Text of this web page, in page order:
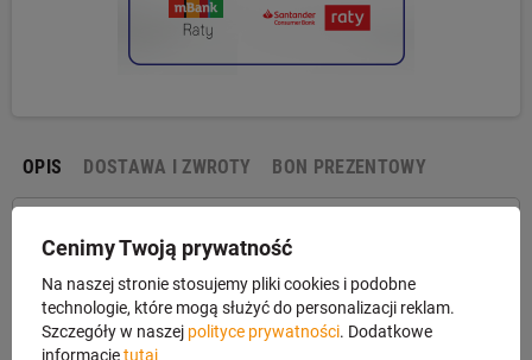
OPIS DOSTAWA I ZWROTY BON PREZENTOWY
Krawatnik wykonany z poroża i brązu z motywem Byka na
skórzanym rzemieniu. Długość 42cm.
Cenimy Twoją prywatność
Na naszej stronie stosujemy pliki cookies i podobne
technologie, które mogą służyć do personalizacji reklam.
Szczegóły w naszej polityce prywatności. Dodatkowe
informacjetutaj